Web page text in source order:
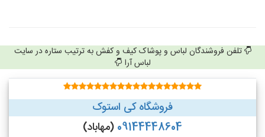
تلفن فروشندگان لباس و پوشاک کیف و کفش به ترتیب ستاره در سایت
لباس آرا
فروشگاه کی استوک
09144448604 (مهاباد)